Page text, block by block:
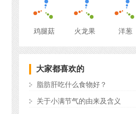
鸡腿菇 火龙果 洋葱
大家都喜欢的
脂肪肝吃什么食物好？
关于小满节气的由来及含义